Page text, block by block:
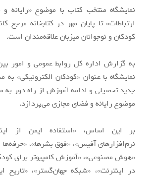
نمایشگاه منتخب کتاب با موضوع «رایانه و
ارتباطات» تا پایان مهر در کتابخانه مرجع
کودکان و نوجوانان میزبان علاقه‌مندان است.
به گزارش اداره‌ کل روابط‌ عمومی و امور
نمایشگاه با عنوان «کودکان الکترونیکی»
جدید تحصیلی و ادامه آموزش از راه دور به
موضوع رایانه و فضای مجازی می‌پردازد.
بر این ‌اساس، «استفاده ایمن از
نرم‌افزارهای آفیس»، «فوق بشرها»،
«هوش مصنوعی»، «آموزش کامپیوتر برای
در اینترنت»، «شبکه جهان‌گستر»، «تاریخ